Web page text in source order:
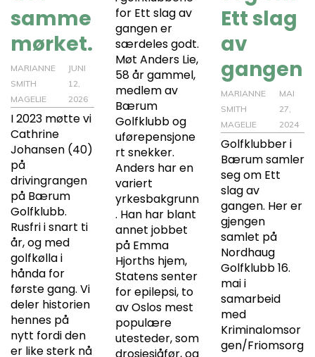
samme
mørket.
MARIANNE
SMITH
MAGELIE
JUNI
12,
2026
I 2023 møtte vi
Cathrine
Johansen (40)
på
drivingrangen
på Bærum
Golfklubb.
Rusfri i snart ti
år, og med
golfkølla i
hånda for
første gang. Vi
deler historien
hennes på
nytt fordi den
er like sterk nå
for Ett slag av
gangen er
særdeles godt.
Møt Anders Lie,
58 år gammel,
medlem av
Bærum
Golfklubb og
uførepensjone
rt snekker.
Anders har en
variert
yrkesbakgrunn
. Han har blant
annet jobbet
på Emma
Hjorths hjem,
Statens senter
for epilepsi, to
av Oslos mest
populære
utesteder, som
Ett slag
av
gangen
MARIANNE
SMITH
MAGELIE
MAI
27,
2024
Golfklubber i
Bærum samler
seg om Ett
slag av
gangen. Her er
gjengen
samlet på
Nordhaug
Golfklubb 16.
mai i
samarbeid
med
Kriminalomsor
gen/Friomsorg